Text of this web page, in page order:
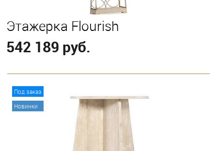
Этажерка Flourish
542 189 руб.
Под заказ
Новинки